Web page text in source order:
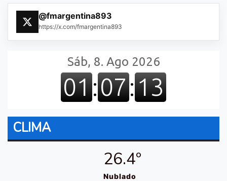
@fmargentina893
https://x.com/fmargentina893
CLIMA
26.4º
Nublado